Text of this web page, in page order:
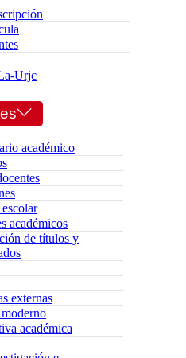
Urjc
académico
académicos
de títulos y
externas
académica